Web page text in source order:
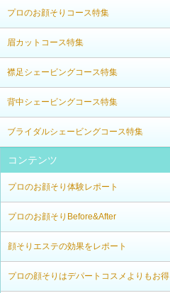
プロのお顔そりコース特集
眉カットコース特集
襟足シェービングコース特集
背中シェービングコース特集
ブライダルシェービングコース特集
コンテンツ
プロのお顔そり体験レポート
プロのお顔そりBefore&After
顔そりエステの効果をレポート
プロの顔そりはデパートコスメよりもお得